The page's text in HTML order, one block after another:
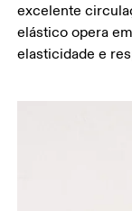
excelente
elástico opera
elasticidade e